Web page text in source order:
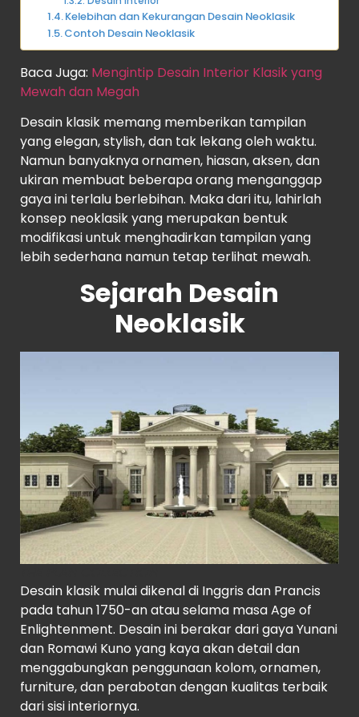
Kelebihan dan Kekurangan Desain Neoklasik
Contoh Desain Neoklasik
Baca Juga: Mengintip Desain Interior Klasik yang
Mewah dan Megah
Desain klasik memang memberikan tampilan
yang elegan, stylish, dan tak lekang oleh waktu.
Namun banyaknya ornamen, hiasan, aksen, dan
ukiran membuat beberapa orang menganggap
gaya ini terlalu berlebihan. Maka dari itu, lahirlah
konsep neoklasik yang merupakan bentuk
modifikasi untuk menghadirkan tampilan yang
lebih sederhana namun tetap terlihat mewah.
Sejarah Desain
Neoklasik
Desain klasik mulai dikenal di Inggris dan Prancis
pada tahun 1750-an atau selama masa Age of
Enlightenment. Desain ini berakar dari gaya Yunani
dan Romawi Kuno yang kaya akan detail dan
menggabungkan penggunaan kolom, ornamen,
furniture, dan perabotan dengan kualitas terbaik
dari sisi interiornya.